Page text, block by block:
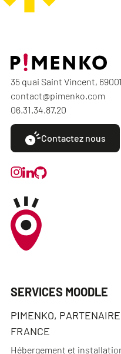
35 quai Saint Vincent,
contact@pimenko.com
06.31.34.87.20
Contactez nous
SERVICES MOODLE
PIMENKO,
FRANCE
Hébergement et